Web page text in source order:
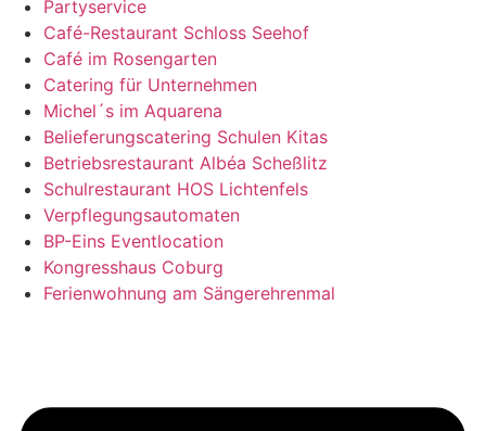
Partyservice
Café-Restaurant Schloss Seehof
Café im Rosengarten
Catering für Unternehmen
Michel´s im Aquarena
Belieferungscatering Schulen Kitas
Betriebsrestaurant Albéa Scheßlitz
Schulrestaurant HOS Lichtenfels
Verpflegungsautomaten
BP-Eins Eventlocation
Kongresshaus Coburg
Ferienwohnung am Sängerehrenmal